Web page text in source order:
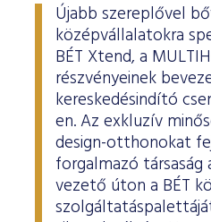
Újabb szereplővel
középvállalatokra
BÉT Xtend, a
részvényeinek
kereskedésindító
en. Az exkluzív
design-otthonokat
forgalmazó
vezető úton a BÉT